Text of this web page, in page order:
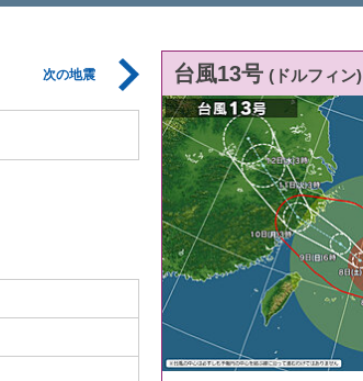
次の地震 台風13号 (ドルフィン)